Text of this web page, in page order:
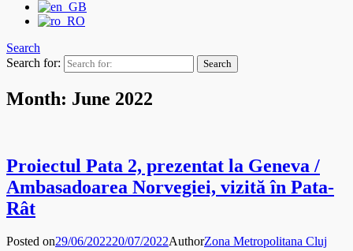
Search
Search for:
Month: June 2022
Proiectul Pata 2, prezentat la Geneva /
Ambasadoarea Norvegiei, vizită în Pata-
Rât
Posted on29/06/202220/07/2022AuthorZona Metropolitana Cluj